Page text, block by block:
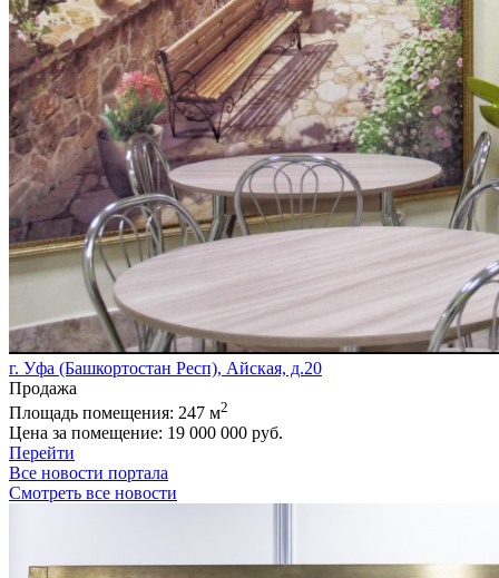
г. Уфа (Башкортостан Респ), Айская, д.20
Продажа
Площадь помещения: 247 м2
Цена за помещение: 19 000 000 руб.
Перейти
Все новости портала
Смотреть все новости